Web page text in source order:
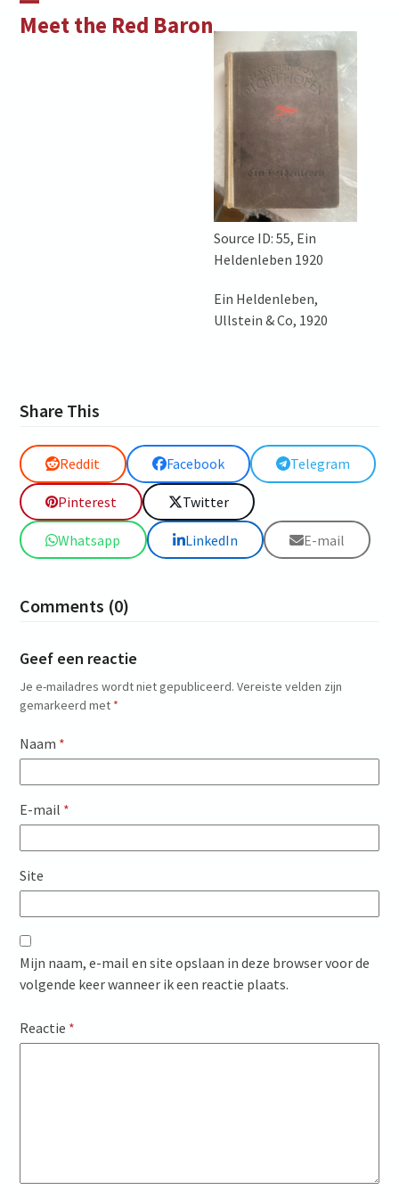
Meet the Red Baron
Open
Close
Source ID: 55, Ein
Heldenleben 1920
Ein Heldenleben,
Ullstein & Co, 1920
Share This
Reddit Facebook Telegram
Pinterest Twitter
Whatsapp LinkedIn E-mail
Comments (0)
Geef een reactie
Je e-mailadres wordt niet gepubliceerd. Vereiste velden zijn
gemarkeerd met *
Naam *
E-mail *
Site
Mijn naam, e-mail en site opslaan in deze browser voor de
volgende keer wanneer ik een reactie plaats.
Reactie *